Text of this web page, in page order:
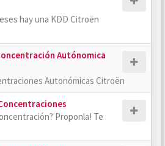
hay una KDD Citroën
Autónomica
Autonómicas Citroën
Proponla! Te